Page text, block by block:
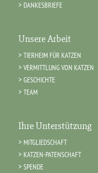
DANKESBRIEFE
Unsere Arbeit
TIERHEIM FÜR KATZEN
VERMITTLUNG VON KATZEN
GESCHICHTE
TEAM
Ihre Unterstützung
MITGLIEDSCHAFT
KATZEN-PATENSCHAFT
SPENDE